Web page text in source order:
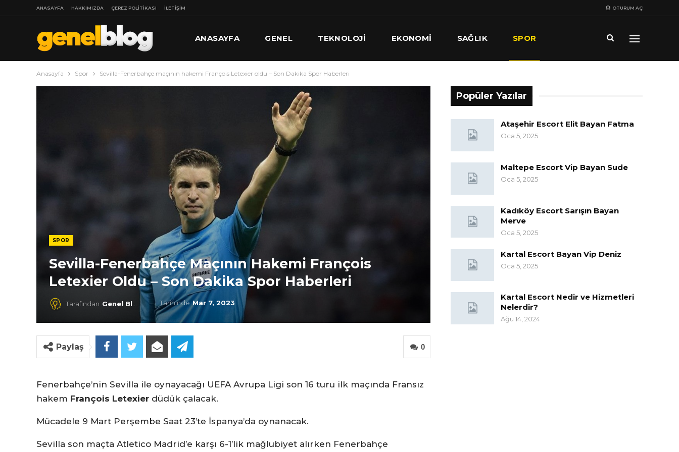
OTURUM AÇ
ANASAYFA HAKKIMIZDA ÇEREZ POLITIKASI İLETIŞIM
ANASAYFA GENEL TEKNOLOJI EKONOMI SAĞLIK SPOR
Anasayfa Spor Sevilla-Fenerbahçe maçının hakemi François Letexier oldu – Son Dakika Spor Haberleri
SPOR
Sevilla-Fenerbahçe Maçının Hakemi François
Letexier Oldu – Son Dakika Spor Haberleri
Tarafından Genel Blog TarihindeMar 7, 2023
0
Paylaş
Fenerbahçe’nin Sevilla ile oynayacağı UEFA Avrupa Ligi son 16 turu ilk maçında Fransız
hakem François Letexier düdük çalacak.
Mücadele 9 Mart Perşembe Saat 23’te İspanya’da oynanacak.
Sevilla son maçta Atletico Madrid’e karşı 6-1’lik mağlubiyet alırken Fenerbahçe
Popüler Yazılar
Ataşehir Escort Elit Bayan Fatma
Oca 5, 2025
Maltepe Escort Vip Bayan Sude
Oca 5, 2025
Kadıköy Escort Sarışın Bayan
Merve
Oca 5, 2025
Kartal Escort Bayan Vip Deniz
Oca 5, 2025
Kartal Escort Nedir ve Hizmetleri
Nelerdir?
Ağu 14, 2024